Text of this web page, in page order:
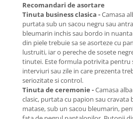
Recomandari de asortare
Tinuta business clasica -Camasa
purtata sub un sacou negru sau
bleumarin inchis sau bordo in
din piele trebuie sa se asorteze cu
lustruiti, iar o pereche de sosete
tinutei. Este formula potrivita
interviuri sau zile in care prezenta
seriozitate si control.
Tinuta de ceremonie -Camasa
clasic, purtata cu papion sau cravata
matase, sub un sacou bleumarin,